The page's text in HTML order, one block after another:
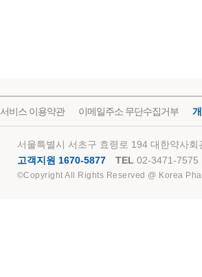
서비스 이용약관 이메일주소 무단수집거부
서울특별시 서초구 효령로 194 대한약사
고객지원 1670-5877
TEL 02-3471-7575
©Copyright All Rights Reserved @ Korea